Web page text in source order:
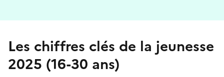
Les chiffres clés de la jeunesse
2025 (16-30 ans)